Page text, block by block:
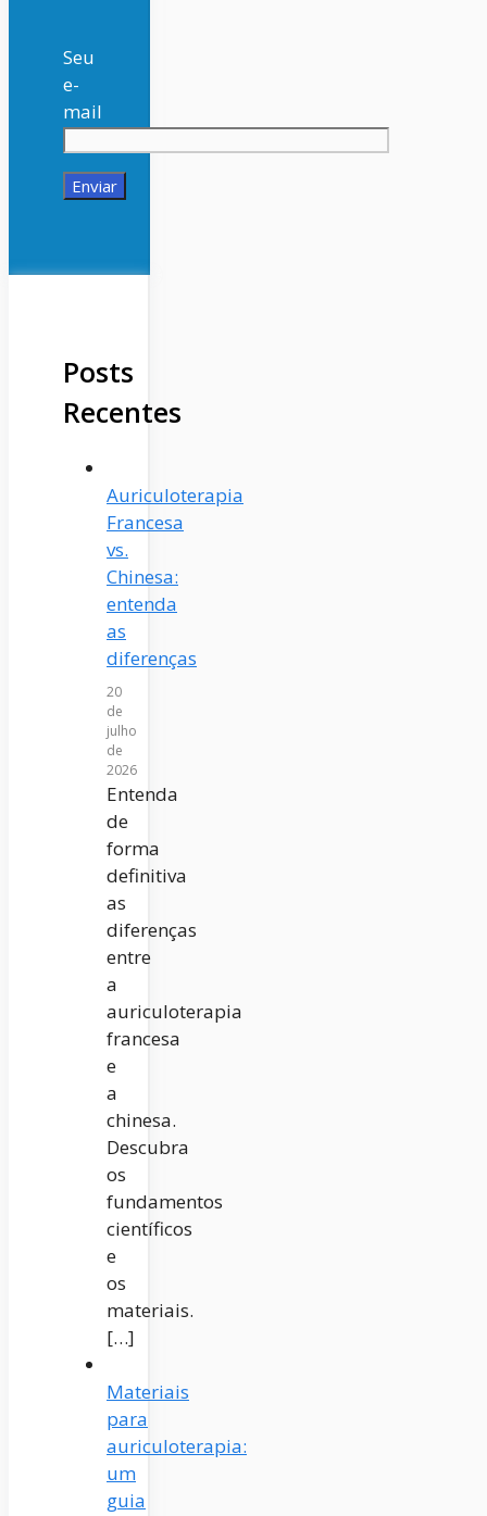
Seu
e-
mail
Posts
Recentes
Auriculoterapia
Francesa
vs.
Chinesa:
entenda
as
diferenças
20
de
julho
de
2026
Entenda
de
forma
definitiva
as
diferenças
entre
a
auriculoterapia
francesa
e
a
chinesa.
Descubra
os
fundamentos
científicos
e
os
materiais.
[…]
Materiais
para
auriculoterapia:
um
guia